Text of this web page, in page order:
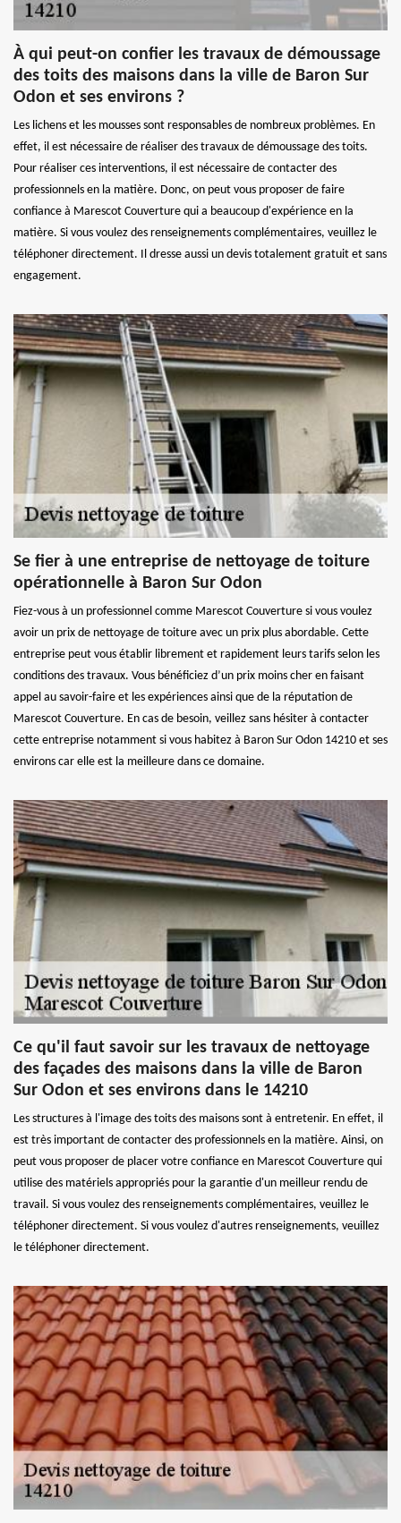
À qui peut-on confier les travaux de démoussage
des toits des maisons dans la ville de Baron Sur
Odon et ses environs ?
Les lichens et les mousses sont responsables de nombreux problèmes. En
effet, il est nécessaire de réaliser des travaux de démoussage des toits.
Pour réaliser ces interventions, il est nécessaire de contacter des
professionnels en la matière. Donc, on peut vous proposer de faire
confiance à Marescot Couverture qui a beaucoup d'expérience en la
matière. Si vous voulez des renseignements complémentaires, veuillez le
téléphoner directement. Il dresse aussi un devis totalement gratuit et sans
engagement.
Se fier à une entreprise de nettoyage de toiture
opérationnelle à Baron Sur Odon
Fiez-vous à un professionnel comme Marescot Couverture si vous voulez
avoir un prix de nettoyage de toiture avec un prix plus abordable. Cette
entreprise peut vous établir librement et rapidement leurs tarifs selon les
conditions des travaux. Vous bénéficiez d’un prix moins cher en faisant
appel au savoir-faire et les expériences ainsi que de la réputation de
Marescot Couverture. En cas de besoin, veillez sans hésiter à contacter
cette entreprise notamment si vous habitez à Baron Sur Odon 14210 et ses
environs car elle est la meilleure dans ce domaine.
Ce qu'il faut savoir sur les travaux de nettoyage
des façades des maisons dans la ville de Baron
Sur Odon et ses environs dans le 14210
Les structures à l'image des toits des maisons sont à entretenir. En effet, il
est très important de contacter des professionnels en la matière. Ainsi, on
peut vous proposer de placer votre confiance en Marescot Couverture qui
utilise des matériels appropriés pour la garantie d'un meilleur rendu de
travail. Si vous voulez des renseignements complémentaires, veuillez le
téléphoner directement. Si vous voulez d'autres renseignements, veuillez
le téléphoner directement.